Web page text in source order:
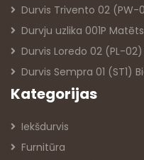
Durvis Trivento 02 (PW-
Durvju uzlika 001P
Durvis Loredo 02 (PL-
Durvis Sempra 01 (ST1)
Kategorijas
Iekšdurvis
Furnitūra